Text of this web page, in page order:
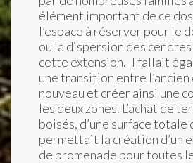
élément important de ce
l’espace à réserver pour le
ou la dispersion des cendres
cette extension. Il fallait
une transition entre
nouveau et créer ainsi une
les deux zones. L’achat de
boisés, d’une surface totale
permettait la création d’un
de promenade pour toutes